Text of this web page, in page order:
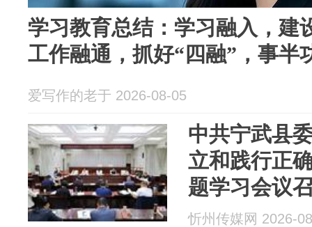
学习教育总结：学习融入，建
工作融通，抓好“四融”，事半
爱写作的老于 2026-08-05
中共宁武县
立和践行正
题学习会议
忻州传媒网 2026-